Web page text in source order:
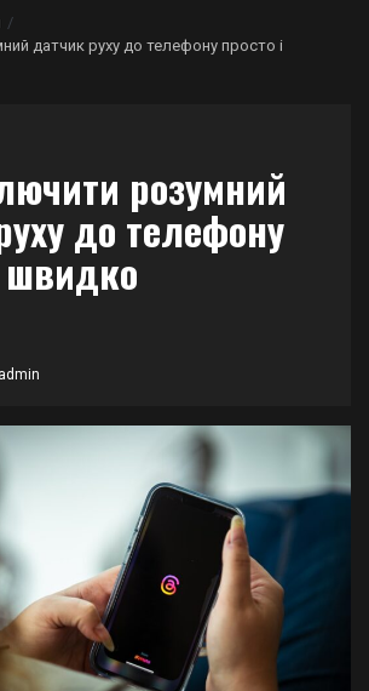
датчик руху до телефону просто і
розумний
до телефону
швидко
admin